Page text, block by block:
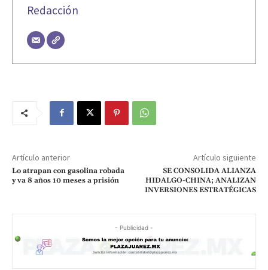
Redacción
Artículo anterior
Lo atrapan con gasolina robada
y va 8 años 10 meses a prisión
Artículo siguiente
SE CONSOLIDA ALIANZA
HIDALGO-CHINA; ANALIZAN
INVERSIONES ESTRATÉGICAS
- Publicidad -